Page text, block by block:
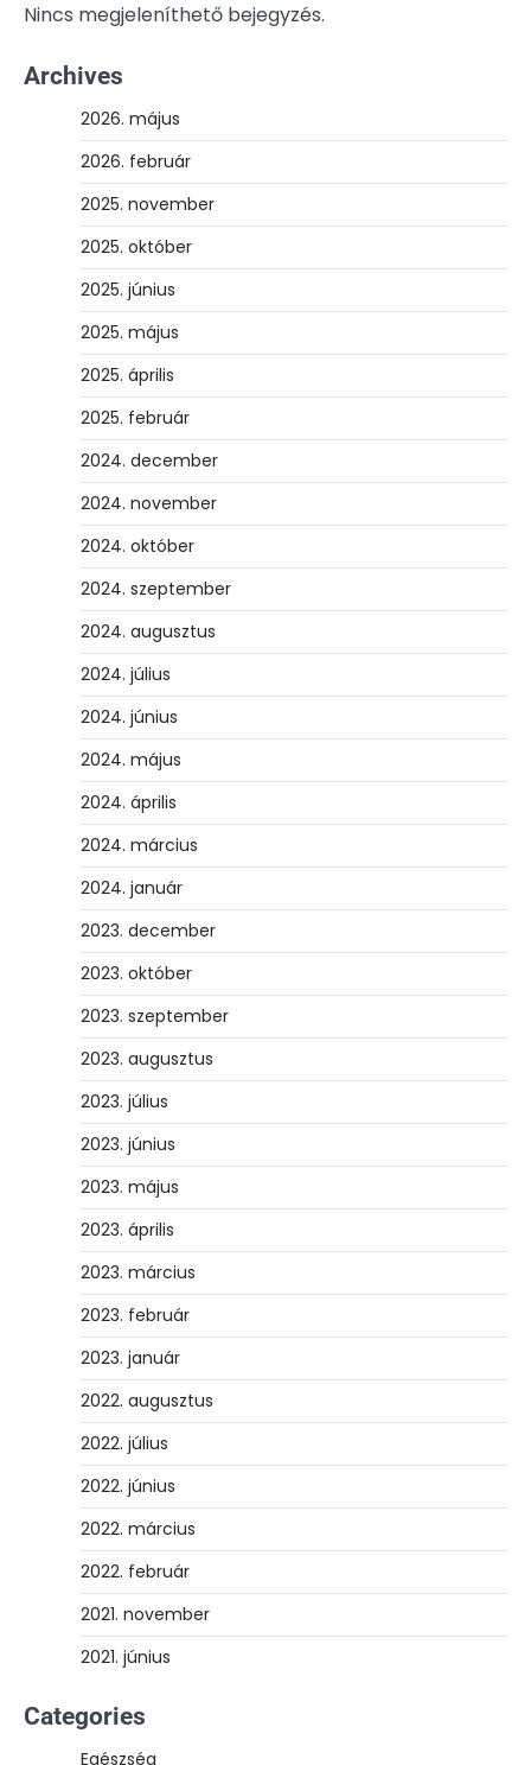
Nincs megjeleníthető bejegyzés.
Archives
2026. május
2026. február
2025. november
2025. október
2025. június
2025. május
2025. április
2025. február
2024. december
2024. november
2024. október
2024. szeptember
2024. augusztus
2024. július
2024. június
2024. május
2024. április
2024. március
2024. január
2023. december
2023. október
2023. szeptember
2023. augusztus
2023. július
2023. június
2023. május
2023. április
2023. március
2023. február
2023. január
2022. augusztus
2022. július
2022. június
2022. március
2022. február
2021. november
2021. június
Categories
Egészség